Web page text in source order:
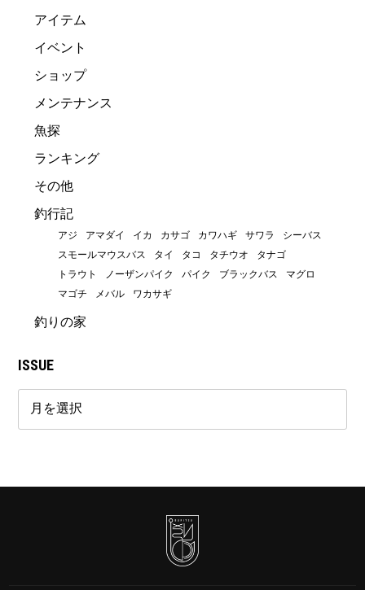
アイテム
イベント
ショップ
メンテナンス
魚探
ランキング
その他
釣行記
アジ アマダイ イカ カサゴ カワハギ サワラ
シーバス
スモールマウスバス
タイ タコ タチウオ
タナゴ
トラウト
ノーザンパイク パイク ブラックバス
マグロ
マゴチ
メバル ワカサギ
釣りの家
ISSUE